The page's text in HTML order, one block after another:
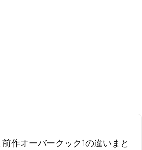
作オーバークック1の違いまと